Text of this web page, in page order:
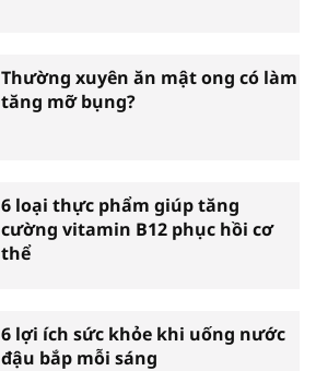
Thường xuyên ăn mật ong có làm
tăng mỡ bụng?
6 loại thực phẩm giúp tăng
cường vitamin B12 phục hồi cơ
thể
6 lợi ích sức khỏe khi uống nước
đậu bắp mỗi sáng